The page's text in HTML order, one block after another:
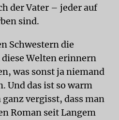
der Vater – jeder auf
sind.
Schwestern die
Welten erinnern
was sonst ja niemand
Und das ist so warm
vergisst, dass man
Roman seit Langem